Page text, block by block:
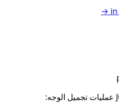
→
عمليات تجميل الوجه: